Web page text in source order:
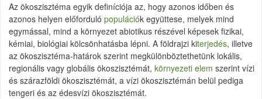
Az ökoszisztéma egyik definíciója az, hogy azonos időben és
azonos helyen előforduló populációk együttese, melyek mind
egymással, mind a környezet abiotikus részével képesek fizikai,
kémiai, biológiai kölcsönhatásba lépni. A földrajzi kiterjedés, illetve
az ökoszisztéma-határok szerint megkülönböztethetünk lokális,
regionális vagy globális ökoszisztémát, környezeti elem szerint vízi
és szárazföldi ökoszisztémát, a vízi ökoszisztémán belül pediga
tengeri és az édesvízi ökoszisztémát.